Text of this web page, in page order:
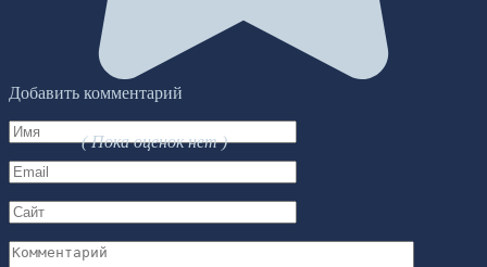
( Пока оценок нет )
Добавить комментарий
Имя
*
Email
*
Сайт
Комментарий